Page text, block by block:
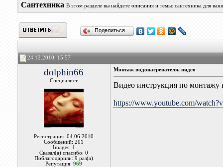
Сантехника В этом разделе вы найдете описания и темы: сантехника для
Поделиться…
24.12.2010, 15:57
dolphin66
Специалист
Регистрация: 04.06.2010
Сообщений: 201
Images: 1
Сказал(а) спасибо: 0
Поблагодарили: 9 раз(а)
Репутация:969
Монтаж водонагревателя, видео
Видео инструкция по монтажу
https://www.youtube.com/